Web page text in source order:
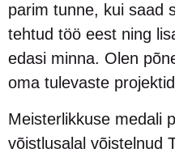
parim tunne, kui saad
tehtud töö eest ning
edasi minna. Olen
oma tulevaste
Meisterlikkuse medali
võistlusalal võistelnud